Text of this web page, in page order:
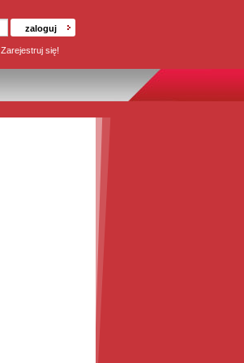
Zarejestruj się!